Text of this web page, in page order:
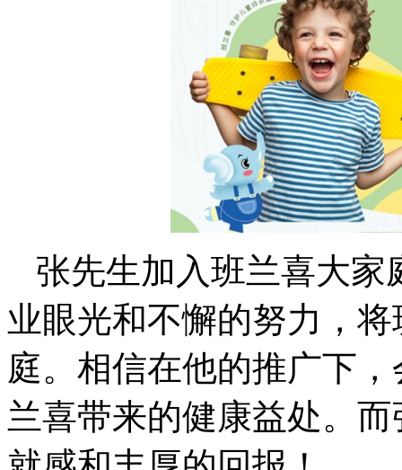
张先生加入班兰喜大家
业眼光和不懈的努力，
庭。相信在他的推广下
兰喜带来的健康益处。